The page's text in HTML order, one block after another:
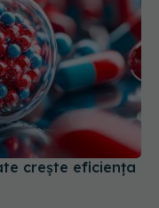
crește eficiența